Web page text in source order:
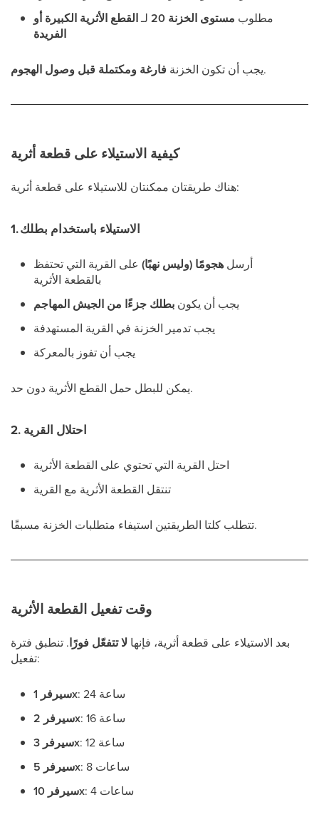
مطلوب مستوى الخزنة 20 لـالقطع الأثرية الكبيرة أو
الفريدة
يجب أن تكون الخزنة فارغة ومكتملة قبل وصول الهجوم .
كيفية الاستيلاء على قطعة أثرية
هناك طريقتان ممكنتان للاستيلاء على قطعة أثرية:
1. الاستيلاء باستخدام بطلك
أرسل هجومًا (وليس نهبًا) على القرية التي تحتفظ
بالقطعة الأثرية
يجب أن يكون بطلك جزءًا من الجيش المهاجم
يجب تدمير الخزنة في القرية المستهدفة
يجب أن تفوز بالمعركة
يمكن للبطل حمل القطع الأثرية دون حد.
2. احتلال القرية
احتل القرية التي تحتوي على القطعة الأثرية
تنتقل القطعة الأثرية مع القرية
تتطلب كلتا الطريقتين استيفاء متطلبات الخزنة مسبقًا.
وقت تفعيل القطعة الأثرية
بعد الاستيلاء على قطعة أثرية، فإنها لا تتفعّل فورًا. تنطبق فترة
تفعيل:
سيرفر 1x : 24 ساعة
سيرفر 2x : 16 ساعة
سيرفر 3x : 12 ساعة
سيرفر 5x : 8 ساعات
سيرفر 10x : 4 ساعات